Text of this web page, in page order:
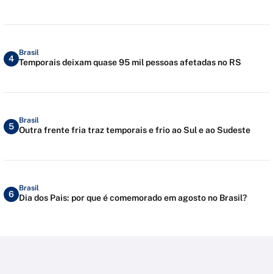
4
Brasil
Temporais deixam quase 95 mil pessoas afetadas no RS
5
Brasil
Outra frente fria traz temporais e frio ao Sul e ao Sudeste
6
Brasil
Dia dos Pais: por que é comemorado em agosto no Brasil?